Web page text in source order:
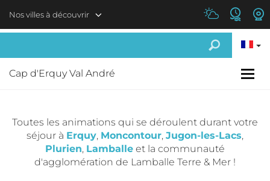
Nos villes à découvrir
Cap d'Erquy Val André
Toutes les animations qui se déroulent durant votre
séjour à Erquy, Moncontour, Jugon-les-Lacs,
Plurien, Lamballe et la communauté
d'agglomération de Lamballe Terre & Mer !